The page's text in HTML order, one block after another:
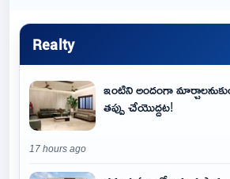
Realty
ఇంటిని అందంగా
తప్పు చేయొద్దట!
17 hours ago